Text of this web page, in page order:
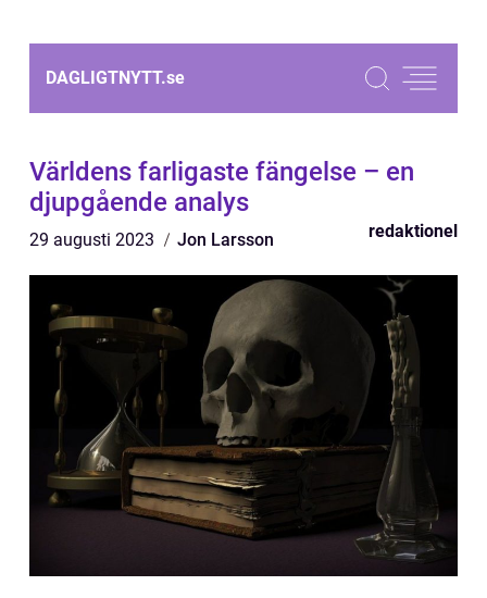
DAGLIGTNYTT.se
Världens farligaste fängelse – en
djupgående analys
29 augusti 2023 Jon Larsson redaktionel